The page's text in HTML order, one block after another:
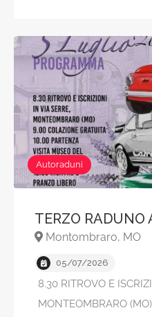
Autoraduni
TERZO RADUNO
Montombraro, MO
05/07/2026
8.30 RITROVO E
MONTEOMBRARO